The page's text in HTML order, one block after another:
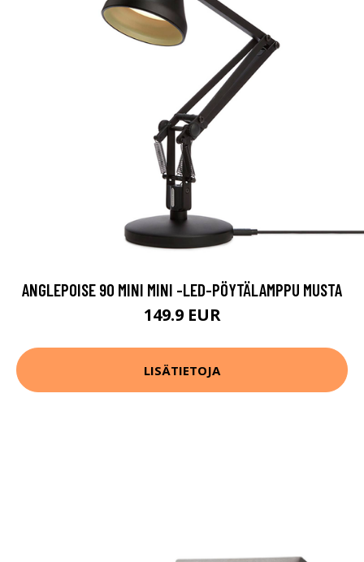
ANGLEPOISE 90 MINI MINI -LED-PÖYTÄLAMPPU MUSTA
149.9 EUR
LISÄTIETOJA